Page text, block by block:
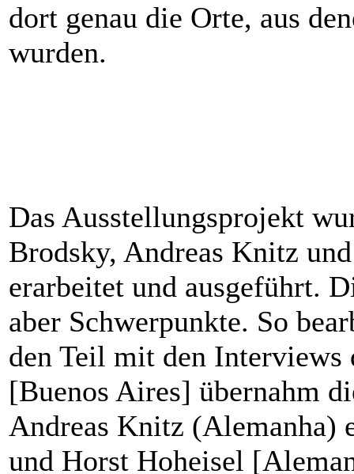
dort genau die Orte, aus
wurden.
Das Ausstellungsprojekt
Brodsky, Andreas Knitz
erarbeitet und ausgeführt.
aber Schwerpunkte. So
den Teil mit den
[Buenos Aires] übernahm
Andreas Knitz (Alemanha)
und Horst Hoheisel